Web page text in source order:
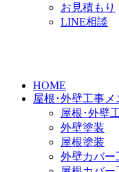
お見積もり
LINE相談
HOME
屋根･外壁工事メ
屋根･外壁
外壁塗装
屋根塗装
外壁カバー